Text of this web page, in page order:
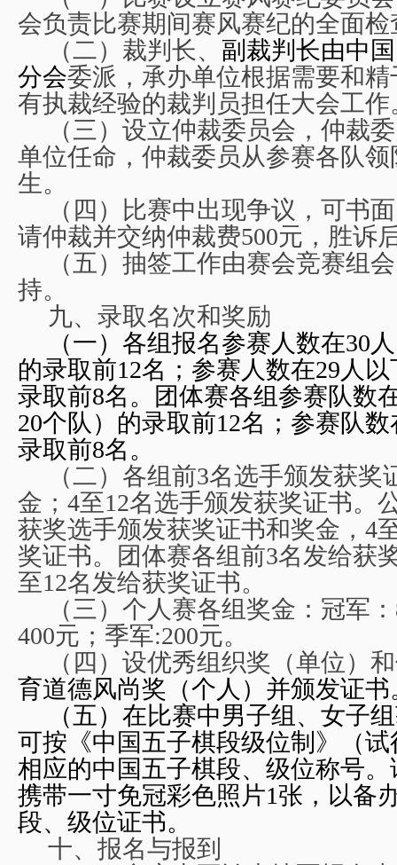
会负责比赛期间赛风赛纪的全面
（二）裁判长、 副裁判长由中
分会委派，承办单位根据需要和
有执裁经验的裁判员担任大会工作
（三）设立仲裁委员会，仲裁
单位任命，仲裁委员从参赛各队
生。
（四）比赛中出现争议，可书
请仲裁并交纳仲裁费500元，胜诉
（五）抽签工作由赛会竞赛组
持。
九、录取名次和奖励
（一）各组报名参赛人数在30
的录取前12名；参赛人数在29人
录取前8名。
团体赛各组参赛队数
20个队）的录取前12名；参赛队
录取前8名。
（二）各组前3名选手颁发获奖
金；4至12名选手颁发获奖证书。
获奖选手颁发获奖证书和奖金，4
奖证书。
团体赛各组前3名发给获
至12名发给获奖证书。
（三）个人赛各组奖金：冠军
400元；季军:200元。
（四）设优秀组织奖（单位）
育道德风尚奖（个人）并颁发证书
（五）在比赛中男子组、女子
可按《中国五子棋段级位制》（
相应的中国五子棋段、级位称号
携带一寸免冠彩色照片1张，以备
段、级位证书。
十、报名与报到